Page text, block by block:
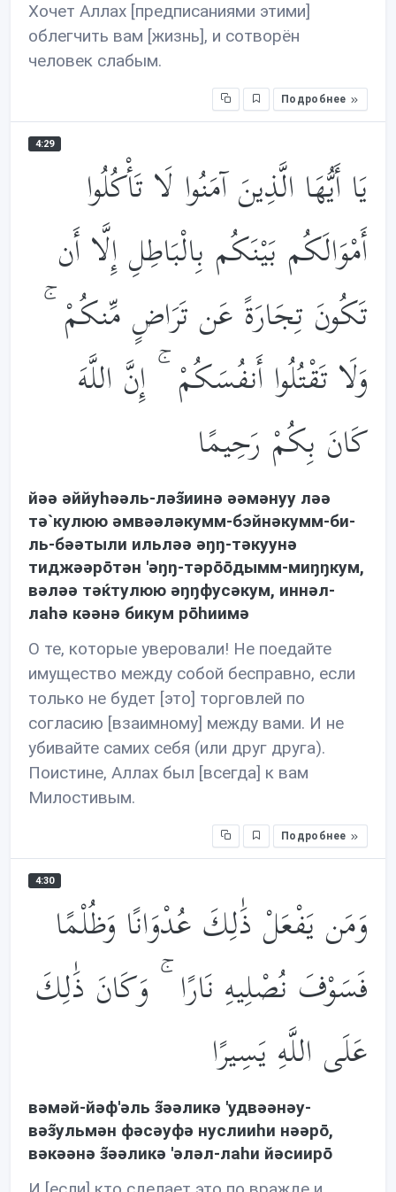
Хочет Аллах [предписаниями этими]
облегчить вам [жизнь], и сотворён
человек слабым.
Подробнее
4:29
يَا أَيُّهَا الَّذِينَ آمَنُوا لَا تَأْكُلُوا
أَمْوَالَكُم بَيْنَكُم بِالْبَاطِلِ إِلَّا أَن
تَكُونَ تِجَارَةً عَن تَرَاضٍ مِّنكُمْ ۚ
وَلَا تَقْتُلُوا أَنفُسَكُمْ ۚ إِنَّ اللَّهَ
كَانَ بِكُمْ رَحِيمًا
йəə əййуhəəль-лəз̃иинə əəмəнуу лəə
тə`кулюю əмвəəлəкумм-бэйнəкумм-би-
ль-бəəтыли ильлəə əŋŋ-тəкуунə
тиджəəрōтəн 'əŋŋ-тəрōōдымм-миŋŋкум,
вəлəə тəќтулюю əŋŋфусəкум, иннəл-
лаhə кəəнə бикум рōhиимə
О те, которые уверовали! Не поедайте
имущество между собой бесправно, если
только не будет [это] торговлей по
согласию [взаимному] между вами. И не
убивайте самих себя (или друг друга).
Поистине, Аллах был [всегда] к вам
Милостивым.
Подробнее
4:30
وَمَن يَفْعَلْ ذَ‌ٰلِكَ عُدْوَانًا وَظُلْمًا
فَسَوْفَ نُصْلِيهِ نَارًا ۚ وَكَانَ ذَ‌ٰلِكَ
عَلَى اللَّهِ يَسِيرًا
вəмəй-йəф'əль з̃əəликə 'удвəəнəу-
вəз̃ульмəн фəсəуфə нуслииhи нəəрō,
вəкəəнə з̃əəликə 'əлəл-лаhи йəсиирō